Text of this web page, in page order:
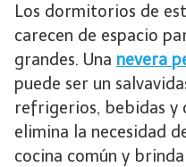
Los dormitorios de
carecen de espacio
grandes. Una nevera
puede ser un
refrigerios, bebidas y
elimina la necesidad
cocina común y